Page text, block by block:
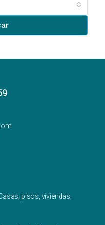
pisos, viviendas,